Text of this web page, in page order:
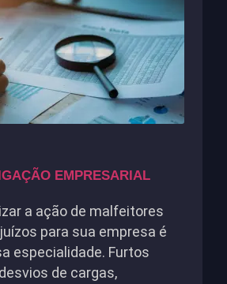
EMPRESARIAL
a ação de malfeitores
para sua empresa é
especialidade. Furtos
de cargas,